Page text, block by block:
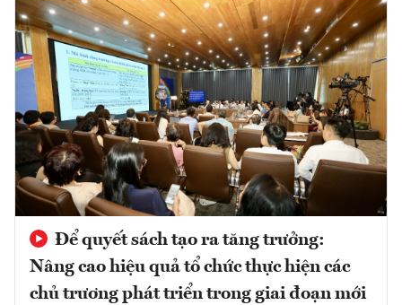
Để quyết sách tạo ra tăng trưởng:
Nâng cao hiệu quả tổ chức thực hiện các
chủ trương phát triển trong giai đoạn mới